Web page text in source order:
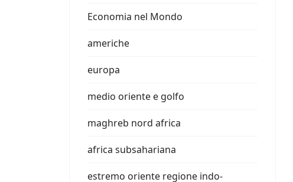
Economia nel Mondo
americhe
europa
medio oriente e golfo
maghreb nord africa
africa subsahariana
estremo oriente regione indo-